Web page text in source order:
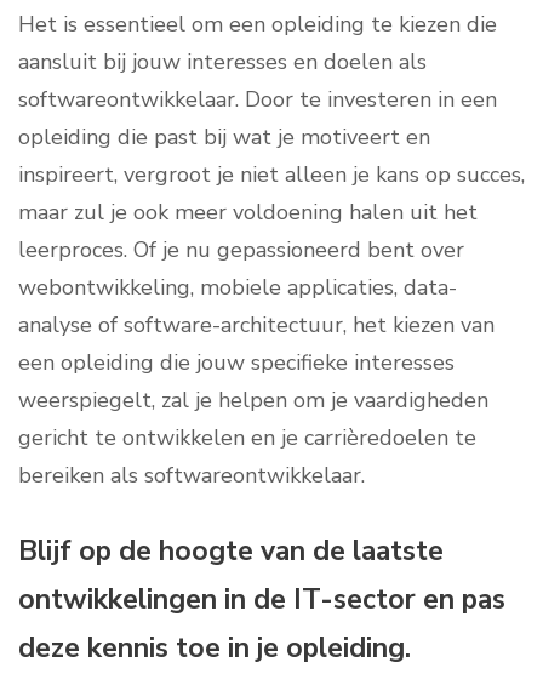
Het is essentieel om een opleiding te kiezen die
aansluit bij jouw interesses en doelen als
softwareontwikkelaar. Door te investeren in een
opleiding die past bij wat je motiveert en
inspireert, vergroot je niet alleen je kans op succes,
maar zul je ook meer voldoening halen uit het
leerproces. Of je nu gepassioneerd bent over
webontwikkeling, mobiele applicaties, data-
analyse of software-architectuur, het kiezen van
een opleiding die jouw specifieke interesses
weerspiegelt, zal je helpen om je vaardigheden
gericht te ontwikkelen en je carrièredoelen te
bereiken als softwareontwikkelaar.
Blijf op de hoogte van de laatste
ontwikkelingen in de IT-sector en pas
deze kennis toe in je opleiding.